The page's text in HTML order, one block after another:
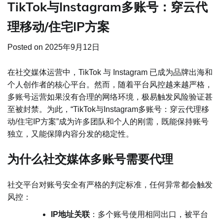
TikTok与Instagram多账号：穿云代
理移动/住宅IP方案
Posted on 2025年9月12日
在社交媒体运营中，TikTok 与 Instagram 已成为品牌出海和
个人创作者的核心平台。然而，随着平台风控越来越严格，
多账号运营如果没有合理的网络环境，极易触发风险验证甚
至被封禁。为此，“TikTok与Instagram多账号：穿云代理移
动/住宅IP方案”成为许多团队和个人的刚需，既能保持账号
独立，又能保障内容分发的稳定性。
为什么社交媒体多账号需要代理
社交平台对账号安全有严格的判定标准，任何异常都会触发
风控：
IP地址关联 ：多个账号使用相同出口，被平台